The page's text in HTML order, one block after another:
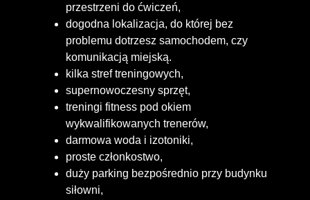
przestrzeni do ćwiczeń,
dogodna lokalizacja, do której bez
problemu dotrzesz samochodem, czy
komunikacją miejską.
kilka stref treningowych,
supernowoczesny sprzęt,
treningi fitness pod okiem
wykwalifikowanych trenerów,
darmowa woda i izotoniki,
proste członkostwo,
duży parking bezpośrednio przy budynku
siłowni,